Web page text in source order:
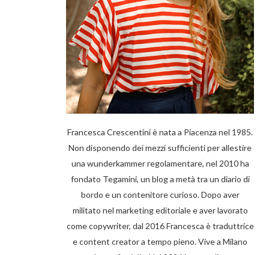
Francesca Crescentini è nata a Piacenza nel 1985.
Non disponendo dei mezzi sufficienti per allestire
una wunderkammer regolamentare, nel 2010 ha
fondato Tegamini, un blog a metà tra un diario di
bordo e un contenitore curioso. Dopo aver
militato nel marketing editoriale e aver lavorato
come copywriter, dal 2016 Francesca è traduttrice
e content creator a tempo pieno. Vive a Milano